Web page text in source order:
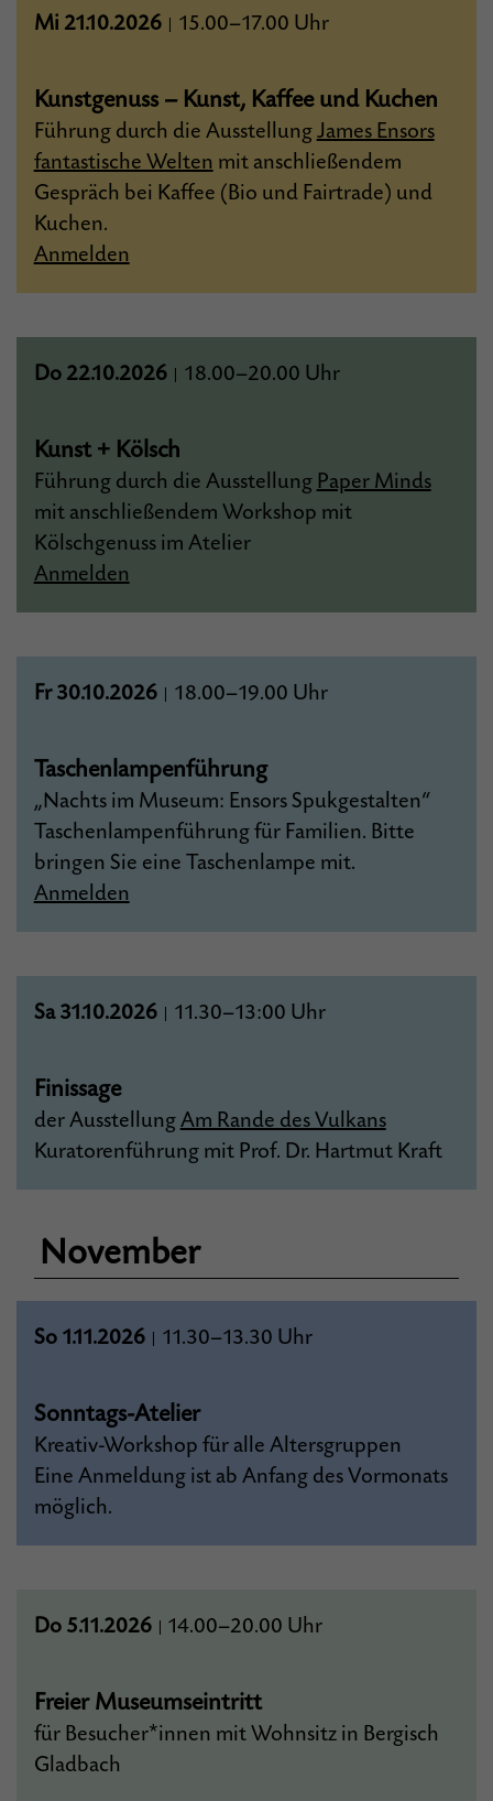
Mi 21.10.2026 15.00–17.00 Uhr
Kunstgenuss – Kunst, Kaffee und Kuchen
Führung durch die AusstellungJames Ensors
fantastische Welten mit anschließendem
Gespräch bei Kaffee (Bio und Fairtrade) und
Kuchen.
Anmelden
Do 22.10.2026 18.00–20.00 Uhr
Kunst + Kölsch
Führung durch die Ausstellung Paper Minds
mit anschließendem Workshop mit
Kölschgenuss im Atelier
Anmelden
Fr 30.10.2026 18.00–19.00 Uhr
Taschenlampenführung
„Nachts im Museum: Ensors Spukgestalten“
Taschenlampenführung für Familien. Bitte
bringen Sie eine Taschenlampe mit.
Anmelden
Sa 31.10.2026 11.30–13:00 Uhr
Finissage
der AusstellungAm Rande des Vulkans
Kuratorenführung mit Prof. Dr. Hartmut Kraft
November
So 1.11.2026 11.30–13.30 Uhr
Sonntags-Atelier
Kreativ-Workshop für alle Altersgruppen
Eine Anmeldung ist ab Anfang des Vormonats
möglich.
Do 5.11.2026 14.00–20.00 Uhr
Freier Museumseintritt
für Besucher*innen mit Wohnsitz in Bergisch
Gladbach